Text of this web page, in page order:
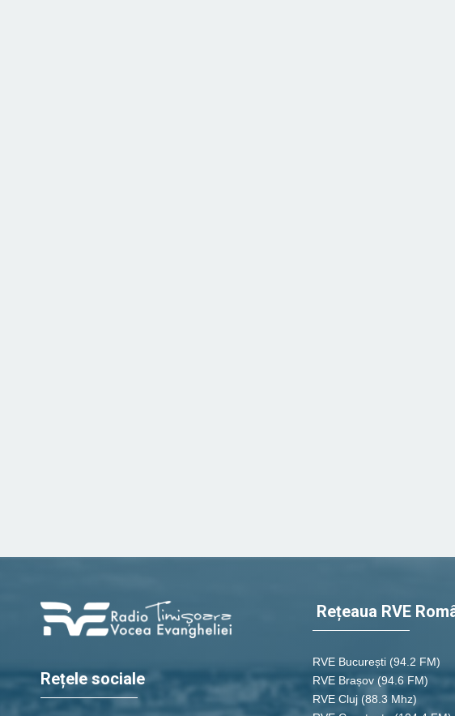
Rețele sociale
Rețeaua RVE
RVE București (94.2 FM)
RVE Brașov (94.6 FM)
RVE Cluj (88.3 Mhz)